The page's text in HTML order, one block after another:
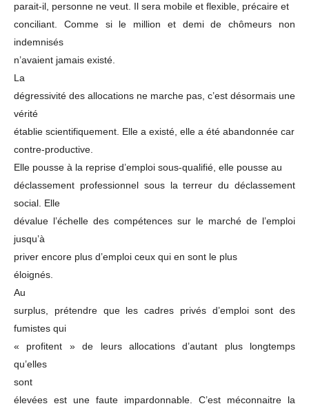
parait-il, personne ne veut. Il sera mobile et flexible, précaire et
conciliant. Comme si le million et demi de chômeurs non
indemnisés
n’avaient jamais existé.
La
dégressivité des allocations ne marche pas, c’est désormais une
vérité
établie scientifiquement. Elle a existé, elle a été abandonnée car
contre-productive.
Elle pousse à la reprise d’emploi sous-qualifié, elle pousse au
déclassement professionnel sous la terreur du déclassement
social. Elle
dévalue l’échelle des compétences sur le marché de l’emploi
jusqu’à
priver encore plus d’emploi ceux qui en sont le plus
éloignés.
Au
surplus, prétendre que les cadres privés d’emploi sont des
fumistes qui
« profitent » de leurs allocations d’autant plus longtemps
qu’elles
sont
élevées est une faute impardonnable. C’est méconnaitre la